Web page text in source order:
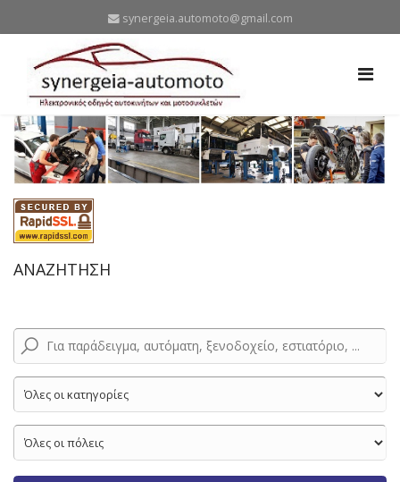
synergeia.automoto@gmail.com
ΑΝΑΖΗΤΗΣΗ